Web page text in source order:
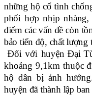
những hộ cố tình
phối hợp nhịp
điểm các vấn đề còn
bảo tiến độ, chất lượng
Đối với huyện Đại
khoảng 9,1km thuộc
hộ dân bị ảnh
huyện đã thành lập